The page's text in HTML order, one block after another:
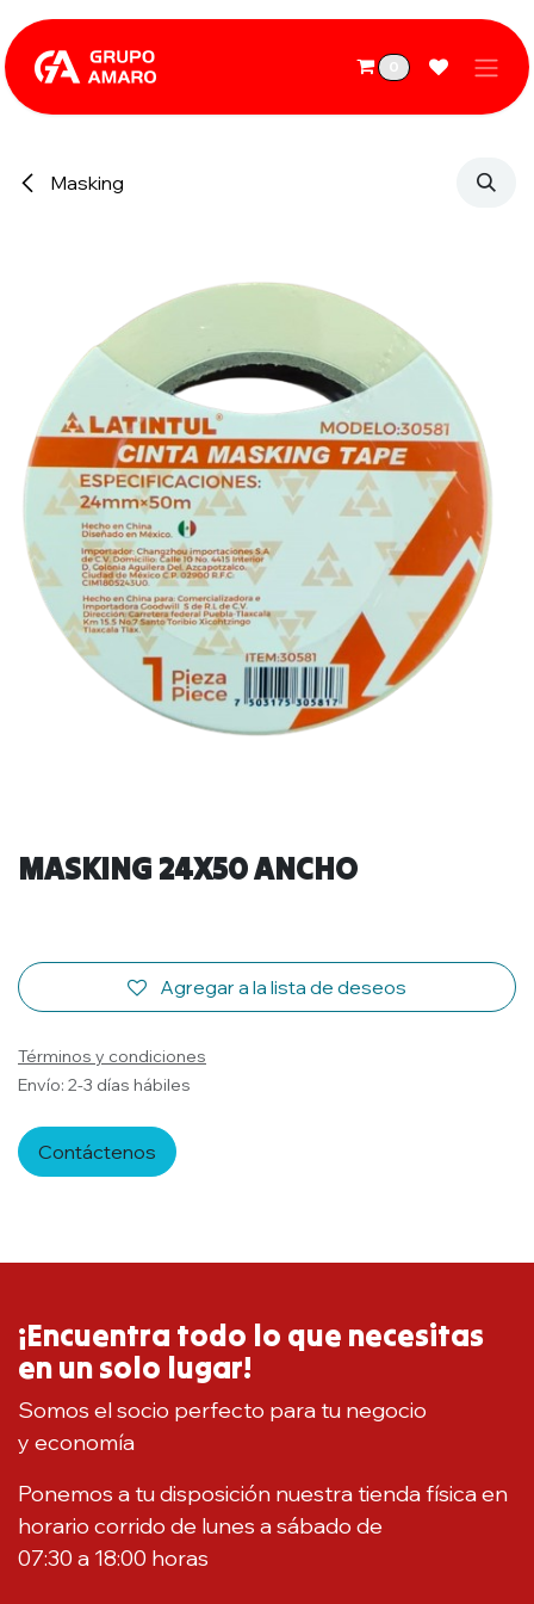
Ir al contenido
0
Masking
MASKING 24X50 ANCHO
Agregar a la lista de deseos
Términos y condiciones
Envío: 2-3 días hábiles
Contáctenos
¡Encuentra todo lo que necesitas
en un solo lugar!
Somos el socio perfecto para tu negocio
y economía
Ponemos a tu disposición nuestra tienda física en
horario corrido de lunes a sábado de
07:30 a 18:00 horas